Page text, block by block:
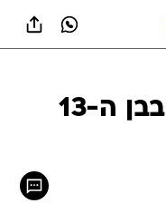
מסי ממדריד? צפו בבן ה-13